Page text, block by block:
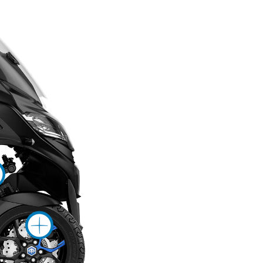
More info on
info on
More info on
info on